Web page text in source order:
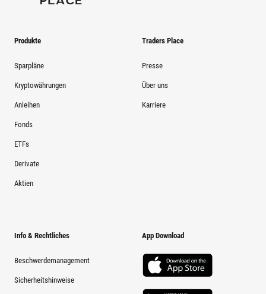
Produkte
Sparpläne
Kryptowährungen
Anleihen
Fonds
ETFs
Derivate
Aktien
Traders Place
Presse
Über uns
Karriere
Info & Rechtliches
Beschwerdemanagement
Sicherheitshinweise
App Download